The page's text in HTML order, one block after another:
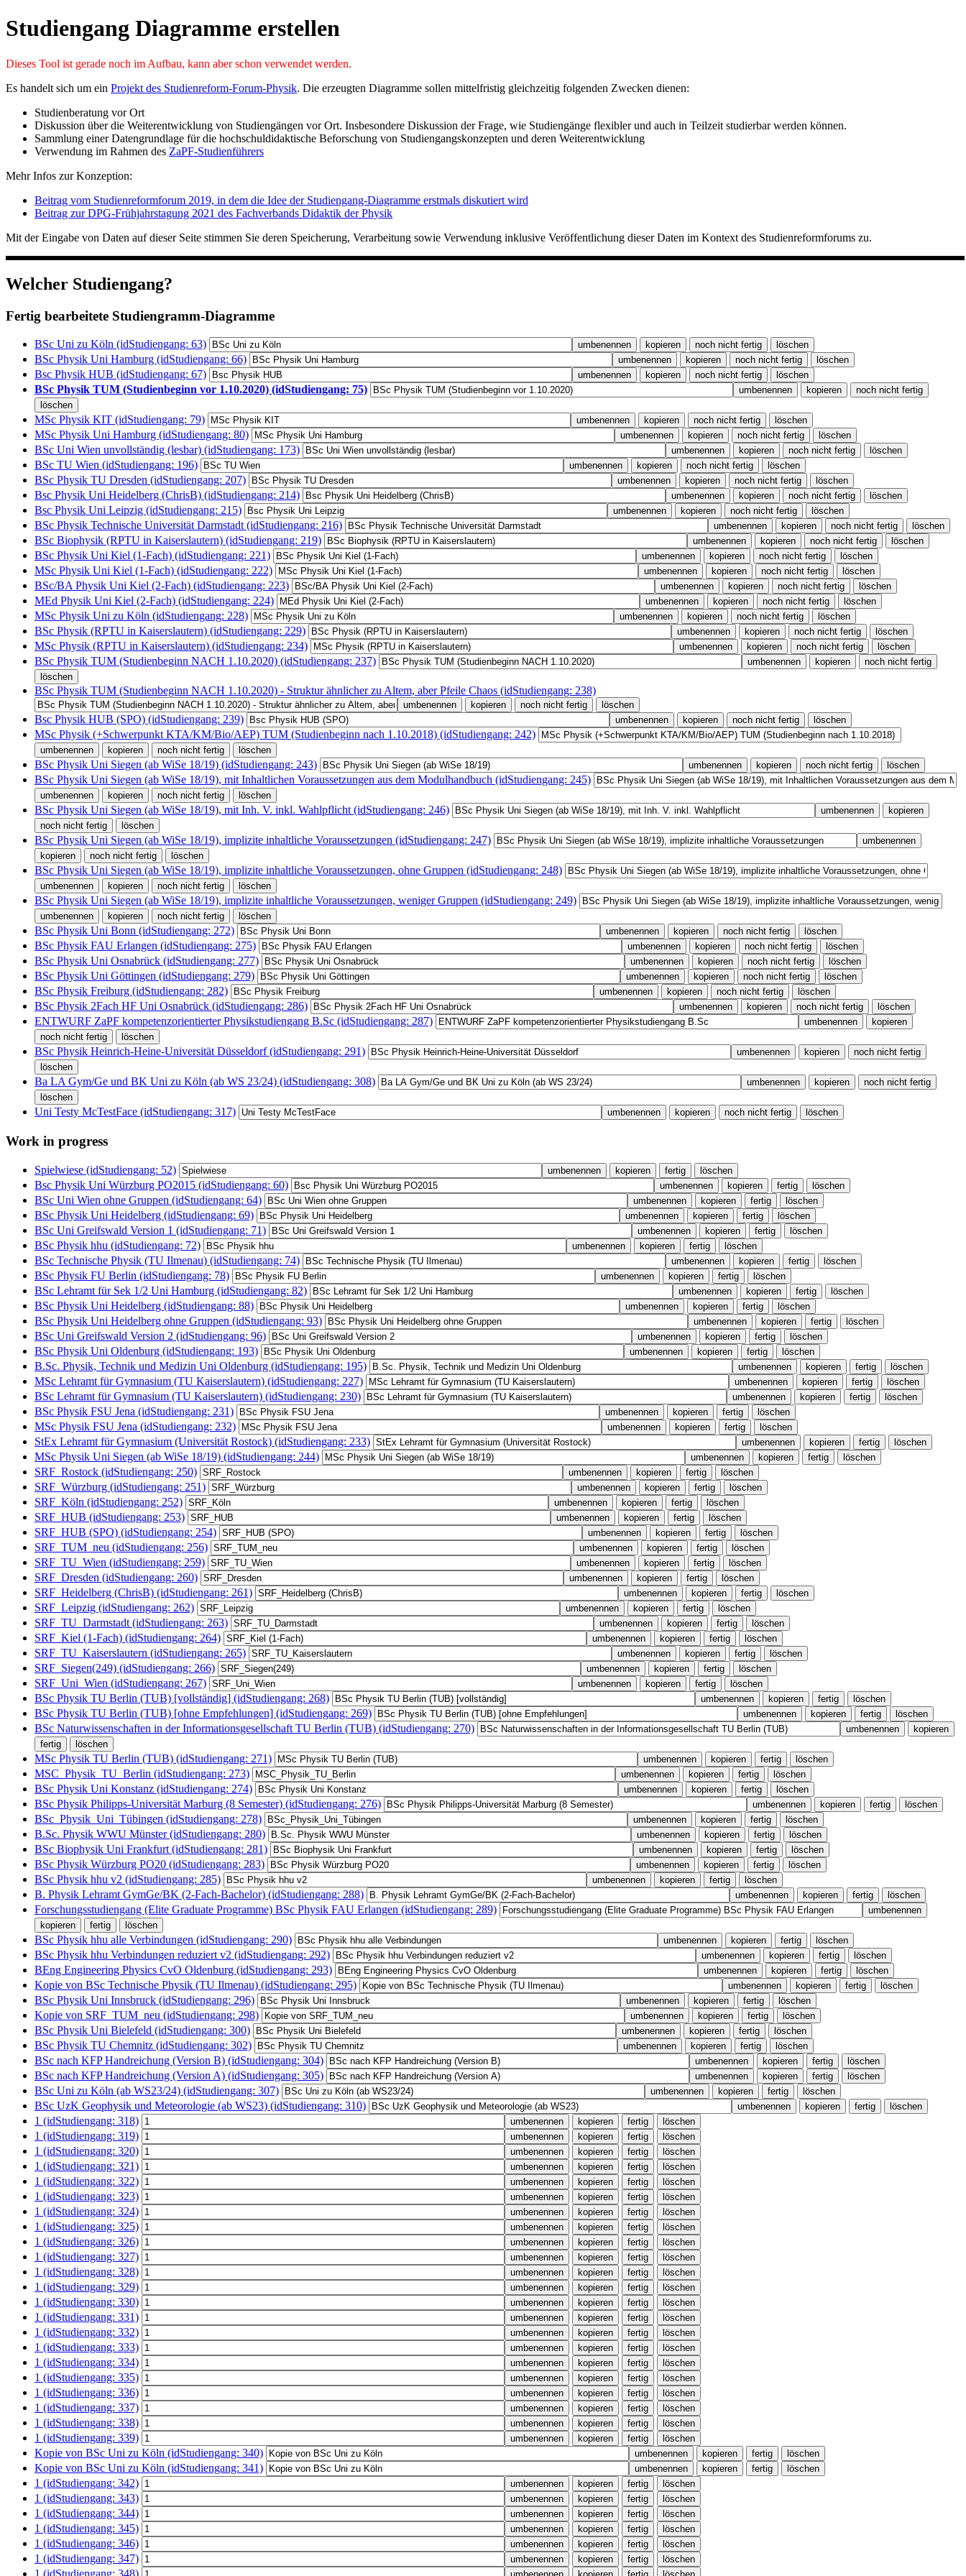
Studiengang Diagramme erstellen
Dieses Tool ist gerade noch im Aufbau, kann aber schon verwendet werden.
Es handelt sich um ein Projekt des Studienreform-Forum-Physik. Die erzeugten Diagramme sollen mittelfristig gleichzeitig folgenden Zwecken dienen:
Studienberatung vor Ort
Diskussion über die Weiterentwicklung von Studiengängen vor Ort. Insbesondere Diskussion der Frage, wie Studiengänge flexibler und auch in Teilzeit studierbar werden können.
Sammlung einer Datengrundlage für die hochschuldidaktische Beforschung von Studiengangskonzepten und deren Weiterentwicklung
Verwendung im Rahmen des ZaPF-Studienführers
Mehr Infos zur Konzeption:
Beitrag vom Studienreformforum 2019, in dem die Idee der Studiengang-Diagramme erstmals diskutiert wird
Beitrag zur DPG-Frühjahrstagung 2021 des Fachverbands Didaktik der Physik
Mit der Eingabe von Daten auf dieser Seite stimmen Sie deren Speicherung, Verarbeitung sowie Verwendung inklusive Veröffentlichung dieser Daten im Kontext des Studienreformforums zu.
Welcher Studiengang?
Fertig bearbeitete Studiengramm-Diagramme
BSc Uni zu Köln (idStudiengang: 63)
BSc Physik Uni Hamburg (idStudiengang: 66)
Bsc Physik HUB (idStudiengang: 67)
BSc Physik TUM (Studienbeginn vor 1.10.2020) (idStudiengang: 75)
MSc Physik KIT (idStudiengang: 79)
MSc Physik Uni Hamburg (idStudiengang: 80)
BSc Uni Wien unvollständig (lesbar) (idStudiengang: 173)
BSc TU Wien (idStudiengang: 196)
BSc Physik TU Dresden (idStudiengang: 207)
Bsc Physik Uni Heidelberg (ChrisB) (idStudiengang: 214)
Bsc Physik Uni Leipzig (idStudiengang: 215)
BSc Physik Technische Universität Darmstadt (idStudiengang: 216)
BSc Biophysik (RPTU in Kaiserslautern) (idStudiengang: 219)
BSc Physik Uni Kiel (1-Fach) (idStudiengang: 221)
MSc Physik Uni Kiel (1-Fach) (idStudiengang: 222)
BSc/BA Physik Uni Kiel (2-Fach) (idStudiengang: 223)
MEd Physik Uni Kiel (2-Fach) (idStudiengang: 224)
MSc Physik Uni zu Köln (idStudiengang: 228)
BSc Physik (RPTU in Kaiserslautern) (idStudiengang: 229)
MSc Physik (RPTU in Kaiserslautern) (idStudiengang: 234)
BSc Physik TUM (Studienbeginn NACH 1.10.2020) (idStudiengang: 237)
BSc Physik TUM (Studienbeginn NACH 1.10.2020) - Struktur ähnlicher zu Altem, aber Pfeile Chaos (idStudiengang: 238)
Bsc Physik HUB (SPO) (idStudiengang: 239)
MSc Physik (+Schwerpunkt KTA/KM/Bio/AEP) TUM (Studienbeginn nach 1.10.2018) (idStudiengang: 242)
BSc Physik Uni Siegen (ab WiSe 18/19) (idStudiengang: 243)
BSc Physik Uni Siegen (ab WiSe 18/19), mit Inhaltlichen Voraussetzungen aus dem Modulhandbuch (idStudiengang: 245)
BSc Physik Uni Siegen (ab WiSe 18/19), mit Inh. V. inkl. Wahlpflicht (idStudiengang: 246)
BSc Physik Uni Siegen (ab WiSe 18/19), implizite inhaltliche Voraussetzungen (idStudiengang: 247)
BSc Physik Uni Siegen (ab WiSe 18/19), implizite inhaltliche Voraussetzungen, ohne Gruppen (idStudiengang: 248)
BSc Physik Uni Siegen (ab WiSe 18/19), implizite inhaltliche Voraussetzungen, weniger Gruppen (idStudiengang: 249)
BSc Physik Uni Bonn (idStudiengang: 272)
BSc Physik FAU Erlangen (idStudiengang: 275)
BSc Physik Uni Osnabrück (idStudiengang: 277)
BSc Physik Uni Göttingen (idStudiengang: 279)
BSc Physik Freiburg (idStudiengang: 282)
BSc Physik 2Fach HF Uni Osnabrück (idStudiengang: 286)
ENTWURF ZaPF kompetenzorientierter Physikstudiengang B.Sc (idStudiengang: 287)
BSc Physik Heinrich-Heine-Universität Düsseldorf (idStudiengang: 291)
Ba LA Gym/Ge und BK Uni zu Köln (ab WS 23/24) (idStudiengang: 308)
Uni Testy McTestFace (idStudiengang: 317)
Work in progress
Spielwiese (idStudiengang: 52)
Bsc Physik Uni Würzburg PO2015 (idStudiengang: 60)
BSc Uni Wien ohne Gruppen (idStudiengang: 64)
BSc Physik Uni Heidelberg (idStudiengang: 69)
BSc Uni Greifswald Version 1 (idStudiengang: 71)
BSc Physik hhu (idStudiengang: 72)
BSc Technische Physik (TU Ilmenau) (idStudiengang: 74)
BSc Physik FU Berlin (idStudiengang: 78)
BSc Lehramt für Sek 1/2 Uni Hamburg (idStudiengang: 82)
BSc Physik Uni Heidelberg (idStudiengang: 88)
BSc Physik Uni Heidelberg ohne Gruppen (idStudiengang: 93)
BSc Uni Greifswald Version 2 (idStudiengang: 96)
BSc Physik Uni Oldenburg (idStudiengang: 193)
B.Sc. Physik, Technik und Medizin Uni Oldenburg (idStudiengang: 195)
MSc Lehramt für Gymnasium (TU Kaiserslautern) (idStudiengang: 227)
BSc Lehramt für Gymnasium (TU Kaiserslautern) (idStudiengang: 230)
BSc Physik FSU Jena (idStudiengang: 231)
MSc Physik FSU Jena (idStudiengang: 232)
StEx Lehramt für Gymnasium (Universität Rostock) (idStudiengang: 233)
MSc Physik Uni Siegen (ab WiSe 18/19) (idStudiengang: 244)
SRF_Rostock (idStudiengang: 250)
SRF_Würzburg (idStudiengang: 251)
SRF_Köln (idStudiengang: 252)
SRF_HUB (idStudiengang: 253)
SRF_HUB (SPO) (idStudiengang: 254)
SRF_TUM_neu (idStudiengang: 256)
SRF_TU_Wien (idStudiengang: 259)
SRF_Dresden (idStudiengang: 260)
SRF_Heidelberg (ChrisB) (idStudiengang: 261)
SRF_Leipzig (idStudiengang: 262)
SRF_TU_Darmstadt (idStudiengang: 263)
SRF_Kiel (1-Fach) (idStudiengang: 264)
SRF_TU_Kaiserslautern (idStudiengang: 265)
SRF_Siegen(249) (idStudiengang: 266)
SRF_Uni_Wien (idStudiengang: 267)
BSc Physik TU Berlin (TUB) [vollständig] (idStudiengang: 268)
BSc Physik TU Berlin (TUB) [ohne Empfehlungen] (idStudiengang: 269)
BSc Naturwissenschaften in der Informationsgesellschaft TU Berlin (TUB) (idStudiengang: 270)
MSc Physik TU Berlin (TUB) (idStudiengang: 271)
MSC_Physik_TU_Berlin (idStudiengang: 273)
BSc Physik Uni Konstanz (idStudiengang: 274)
BSc Physik Philipps-Universität Marburg (8 Semester) (idStudiengang: 276)
BSc_Physik_Uni_Tübingen (idStudiengang: 278)
B.Sc. Physik WWU Münster (idStudiengang: 280)
BSc Biophysik Uni Frankfurt (idStudiengang: 281)
BSc Physik Würzburg PO20 (idStudiengang: 283)
BSc Physik hhu v2 (idStudiengang: 285)
B. Physik Lehramt GymGe/BK (2-Fach-Bachelor) (idStudiengang: 288)
Forschungsstudiengang (Elite Graduate Programme) BSc Physik FAU Erlangen (idStudiengang: 289)
BSc Physik hhu alle Verbindungen (idStudiengang: 290)
BSc Physik hhu Verbindungen reduziert v2 (idStudiengang: 292)
BEng Engineering Physics CvO Oldenburg (idStudiengang: 293)
Kopie von BSc Technische Physik (TU Ilmenau) (idStudiengang: 295)
BSc Physik Uni Innsbruck (idStudiengang: 296)
Kopie von SRF_TUM_neu (idStudiengang: 298)
BSc Physik Uni Bielefeld (idStudiengang: 300)
BSc Physik TU Chemnitz (idStudiengang: 302)
BSc nach KFP Handreichung (Version B) (idStudiengang: 304)
BSc nach KFP Handreichung (Version A) (idStudiengang: 305)
BSc Uni zu Köln (ab WS23/24) (idStudiengang: 307)
BSc UzK Geophysik und Meteorologie (ab WS23) (idStudiengang: 310)
1 (idStudiengang: 318)
1 (idStudiengang: 319)
1 (idStudiengang: 320)
1 (idStudiengang: 321)
1 (idStudiengang: 322)
1 (idStudiengang: 323)
1 (idStudiengang: 324)
1 (idStudiengang: 325)
1 (idStudiengang: 326)
1 (idStudiengang: 327)
1 (idStudiengang: 328)
1 (idStudiengang: 329)
1 (idStudiengang: 330)
1 (idStudiengang: 331)
1 (idStudiengang: 332)
1 (idStudiengang: 333)
1 (idStudiengang: 334)
1 (idStudiengang: 335)
1 (idStudiengang: 336)
1 (idStudiengang: 337)
1 (idStudiengang: 338)
1 (idStudiengang: 339)
Kopie von BSc Uni zu Köln (idStudiengang: 340)
Kopie von BSc Uni zu Köln (idStudiengang: 341)
1 (idStudiengang: 342)
1 (idStudiengang: 343)
1 (idStudiengang: 344)
1 (idStudiengang: 345)
1 (idStudiengang: 346)
1 (idStudiengang: 347)
1 (idStudiengang: 348)